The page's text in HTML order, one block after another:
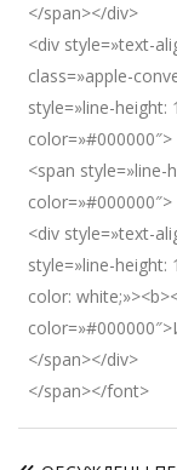
</span></div>
<div style=»text-
class=»apple-
style=»line-height:
<span style=»line-
<div style=»text-
style=»line-height:
color:
</span></div>
</span></font>